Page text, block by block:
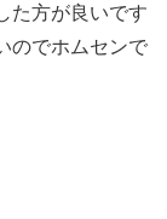
た方が良いです
のでホムセンで